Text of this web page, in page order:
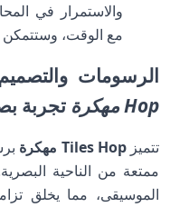
والاستمرار في
مع الوقت، وستتمكن
الرسومات
Hop مهكرة
تجربة
تتميزTiles Hop مهكرة
ممتعة من الناحية
الموسيقى، مما يخلق